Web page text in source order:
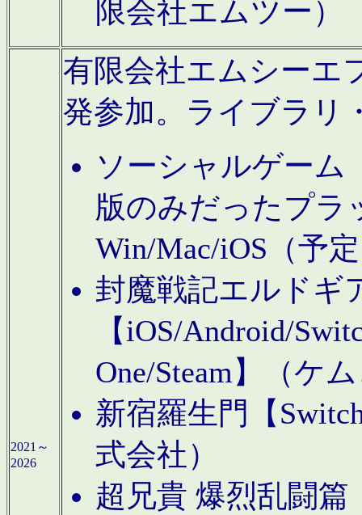
限会社エムツー）
2021～
2026
有限会社エムシーエ
発参加。ライブラリ
ソーシャルゲーム
版のみだったプラ
Win/Mac/iOS（予
封魔戦記エルドギ
【iOS/Android/
One/Steam】（ケ
新宿羅生門【
式会社）
超兄貴 爆烈乱闘篇